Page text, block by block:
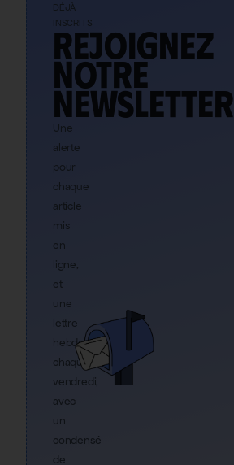
DÉJÀ
INSCRITS
Rejoignez
notre
newsletter
Une
alerte
pour
chaque
article
mis
en
ligne,
et
une
lettre
hebdo
chaque
vendredi,
avec
un
condensé
de